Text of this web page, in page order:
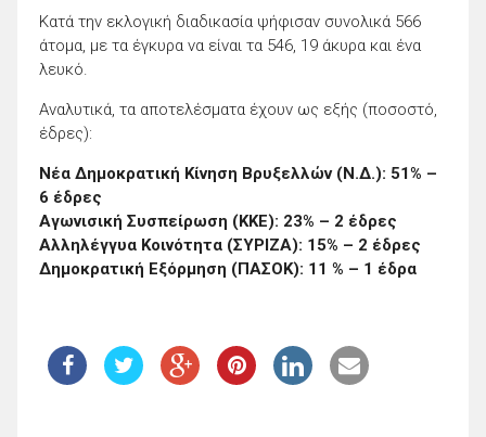
Κατά την εκλογική διαδικασία ψήφισαν συνολικά 566
άτομα, με τα έγκυρα να είναι τα 546, 19 άκυρα και ένα
λευκό.
Αναλυτικά, τα αποτελέσματα έχουν ως εξής (ποσοστό,
έδρες):
Νέα Δημοκρατική Κίνηση Βρυξελλών (Ν.Δ.): 51% –
6 έδρες
Αγωνισική Συσπείρωση (ΚΚΕ): 23% – 2 έδρες
Αλληλέγγυα Κοινότητα (ΣΥΡΙΖΑ): 15% – 2 έδρες
Δημοκρατική Εξόρμηση (ΠΑΣΟΚ): 11 % – 1 έδρα